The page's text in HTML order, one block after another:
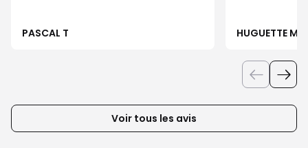
PASCAL T
suite la
d'autant que
de rien
HUGUETTE M
Voir tous les avis